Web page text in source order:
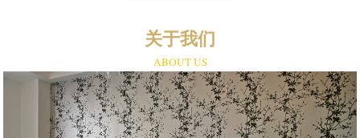
关于我们
ABOUT US